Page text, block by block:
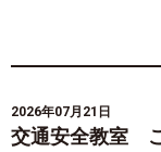
2026年07月21日
交通安全教室